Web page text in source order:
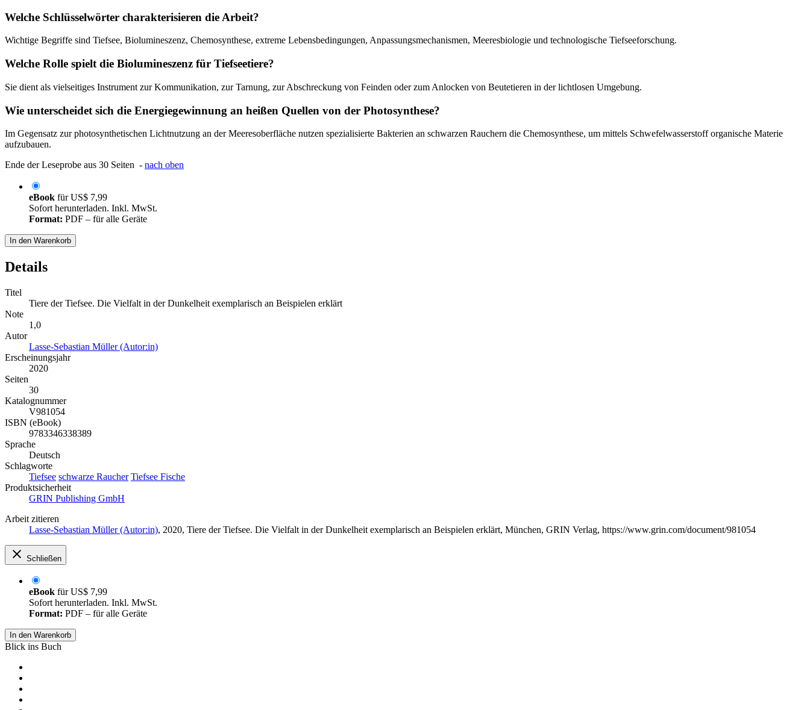
Welche Schlüsselwörter charakterisieren die Arbeit?
Wichtige Begriffe sind Tiefsee, Biolumineszenz, Chemosynthese, extreme Lebensbedingungen, Anpassungsmechanismen, Meeresbiologie und technologische Tiefseeforschung.
Welche Rolle spielt die Biolumineszenz für Tiefseetiere?
Sie dient als vielseitiges Instrument zur Kommunikation, zur Tarnung, zur Abschreckung von Feinden oder zum Anlocken von Beutetieren in der lichtlosen Umgebung.
Wie unterscheidet sich die Energiegewinnung an heißen Quellen von der Photosynthese?
Im Gegensatz zur photosynthetischen Lichtnutzung an der Meeresoberfläche nutzen spezialisierte Bakterien an schwarzen Rauchern die Chemosynthese, um mittels Schwefelwasserstoff organische Materie
aufzubauen.
Ende der Leseprobe aus 30 Seiten - nach oben
eBook fürUS$ 7,99
Sofort herunterladen. Inkl. MwSt.
Format: PDF – für alle Geräte
In den Warenkorb
Details
Titel
Tiere der Tiefsee. Die Vielfalt in der Dunkelheit exemplarisch an Beispielen erklärt
Note
1,0
Autor
Lasse-Sebastian Müller (Autor:in)
Erscheinungsjahr
2020
Seiten
30
Katalognummer
V981054
ISBN (eBook)
9783346338389
Sprache
Deutsch
Schlagworte
Tiefsee schwarze Raucher Tiefsee Fische
Produktsicherheit
GRIN Publishing GmbH
Arbeit zitieren
Lasse-Sebastian Müller (Autor:in), 2020, Tiere der Tiefsee. Die Vielfalt in der Dunkelheit exemplarisch an Beispielen erklärt, München, GRIN Verlag, https://www.grin.com/document/981054
Schließen
eBook fürUS$ 7,99
Sofort herunterladen. Inkl. MwSt.
Format: PDF – für alle Geräte
In den Warenkorb
Blick ins Buch